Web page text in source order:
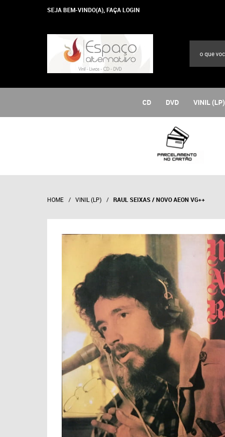
SEJA BEM-VINDO(A), FAÇA LOGIN
CD DVD VINIL (LP)
HOME VINIL (LP) RAUL SEIXAS / NOVO AEON VG++